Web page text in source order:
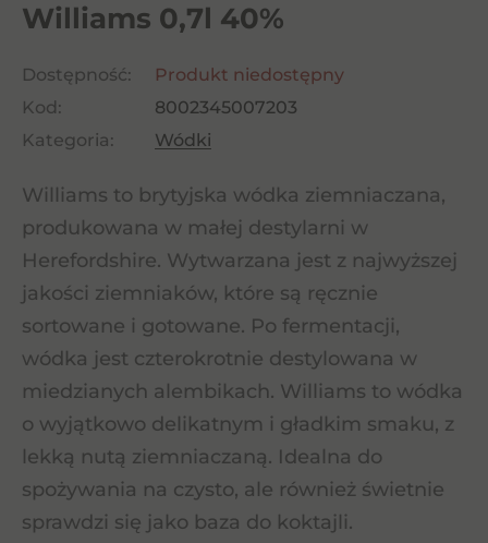
Williams 0,7l 40%
Dostępność:
Produkt niedostępny
Kod:
8002345007203
Kategoria:
Wódki
Williams to brytyjska wódka ziemniaczana,
produkowana w małej destylarni w
Herefordshire. Wytwarzana jest z najwyższej
jakości ziemniaków, które są ręcznie
sortowane i gotowane. Po fermentacji,
wódka jest czterokrotnie destylowana w
miedzianych alembikach. Williams to wódka
o wyjątkowo delikatnym i gładkim smaku, z
lekką nutą ziemniaczaną. Idealna do
spożywania na czysto, ale również świetnie
sprawdzi się jako baza do koktajli.